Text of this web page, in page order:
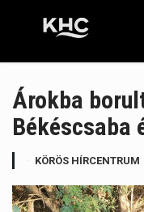
Árokba
Békéscsaba
KÖRÖS HÍRCENTRUM